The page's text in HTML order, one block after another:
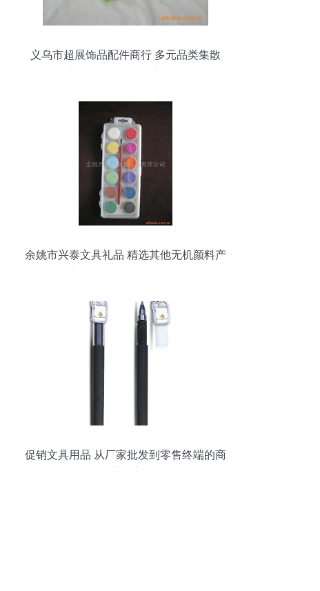
义乌市超展饰品配件商行 多元品类集散
余姚市兴泰文具礼品 精选其他无机颜料产
促销文具用品 从厂家批发到零售终端的商